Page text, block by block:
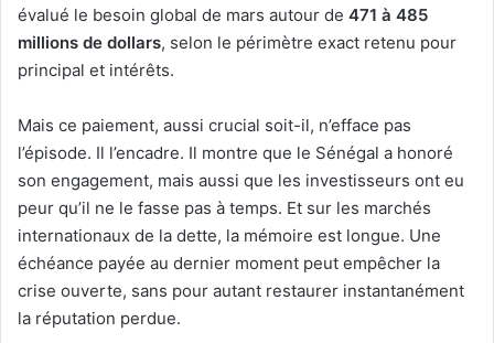
évalué le besoin global de mars autour de 471 à 485
millions de dollars, selon le périmètre exact retenu pour
principal et intérêts.
Mais ce paiement, aussi crucial soit-il, n’efface pas
l’épisode. Il l’encadre. Il montre que le Sénégal a honoré
son engagement, mais aussi que les investisseurs ont eu
peur qu’il ne le fasse pas à temps. Et sur les marchés
internationaux de la dette, la mémoire est longue. Une
échéance payée au dernier moment peut empêcher la
crise ouverte, sans pour autant restaurer instantanément
la réputation perdue.